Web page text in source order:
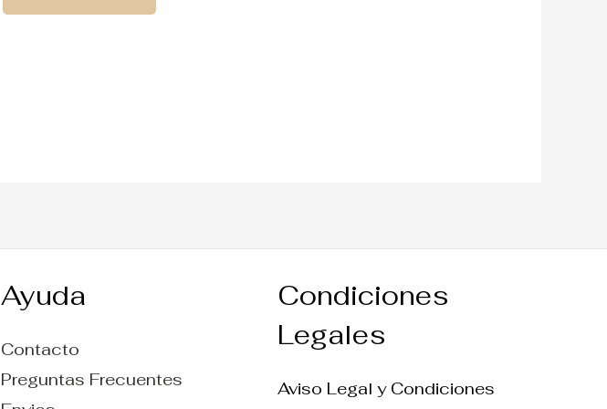
Ayuda
Contacto
Preguntas Frecuentes
Condiciones
Legales
Aviso Legal y Condiciones